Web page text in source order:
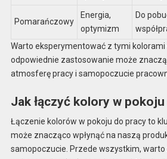
Pomarańczowy
Energia,
optymizm
Do
Warto eksperymentować z tymi kolorami
odpowiednie zastosowanie może
atmosferę pracy i samopoczucie
Jak łączyć kolory w
Łączenie kolorów w pokoju do pracy to
może znacząco wpłynąć na naszą
samopoczucie. Przede wszystkim, warto